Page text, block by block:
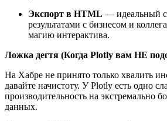
Экспорт в HTML — идеальный
результатами с бизнесом и
магию интерактива.
Ложка дегтя (Когда Plotly вам НЕ
На Хабре не принято только хвалить
давайте начистоту. У Plotly есть одно
производительность на экстремально
данных.